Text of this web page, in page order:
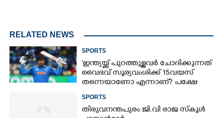
RELATED NEWS
SPORTS
'ഇന്ത്യയ്ക്ക് പുറത്തുള്ളവർ ചോദിക്കുന്നത്
വൈഭവ് സൂര്യവംശിക്ക് 15വയസ്
തന്നെയാണോ എന്നാണ്? പക്ഷേ
SPORTS
തിരുവനന്തപുരം ജി.വി രാജ സ്കൂൾ